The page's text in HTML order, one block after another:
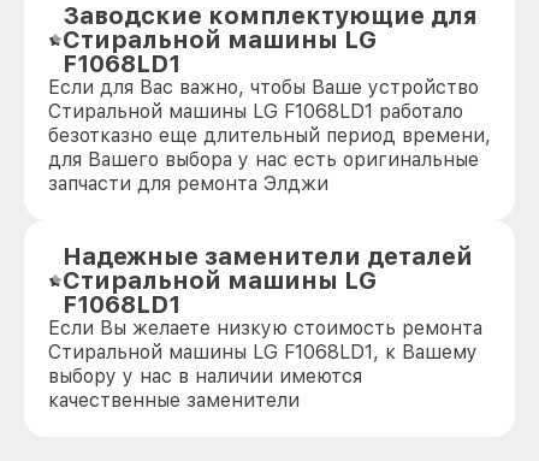
Заводские комплектующие для
Стиральной машины LG
F1068LD1
Если для Вас важно, чтобы Ваше устройство
Стиральной машины LG F1068LD1 работало
безотказно еще длительный период времени,
для Вашего выбора у нас есть оригинальные
запчасти для ремонта Элджи
Надежные заменители деталей
Стиральной машины LG
F1068LD1
Если Вы желаете низкую стоимость ремонта
Стиральной машины LG F1068LD1, к Вашему
выбору у нас в наличии имеются
качественные заменители